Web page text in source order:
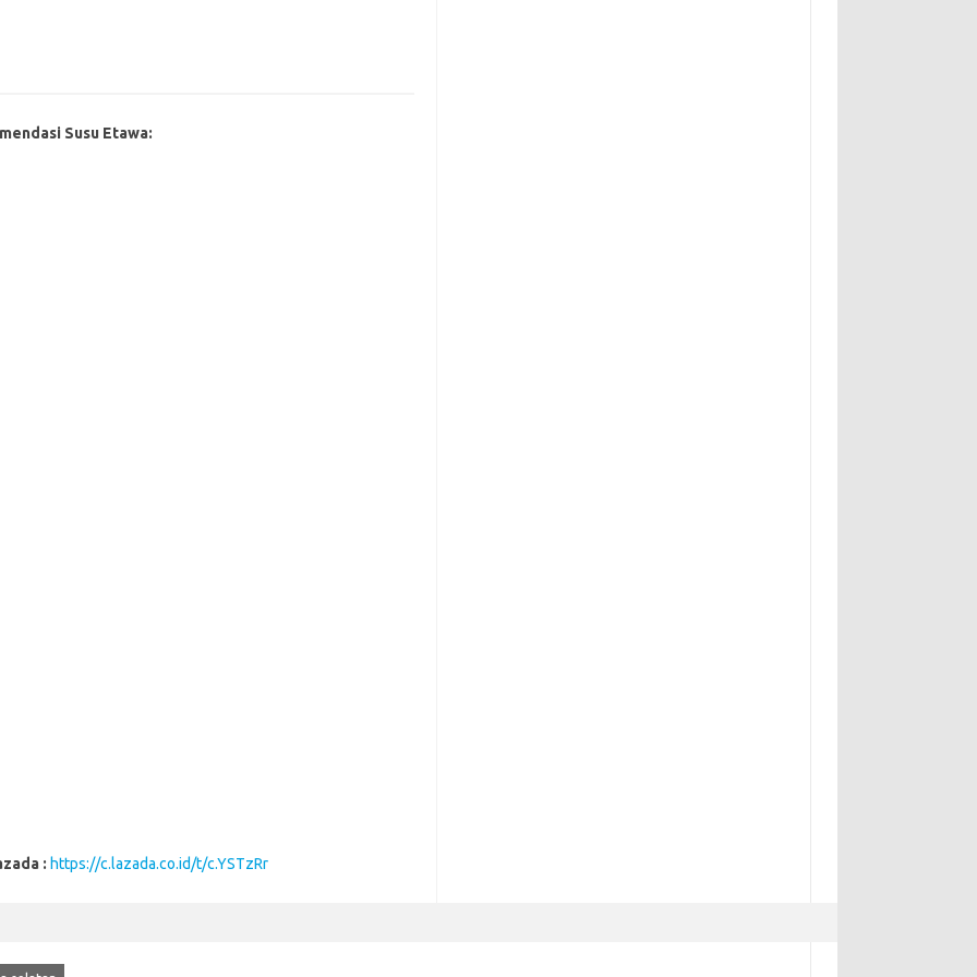
Susu Etawa:
: https://c.lazada.co.id/t/c.YSTzRr